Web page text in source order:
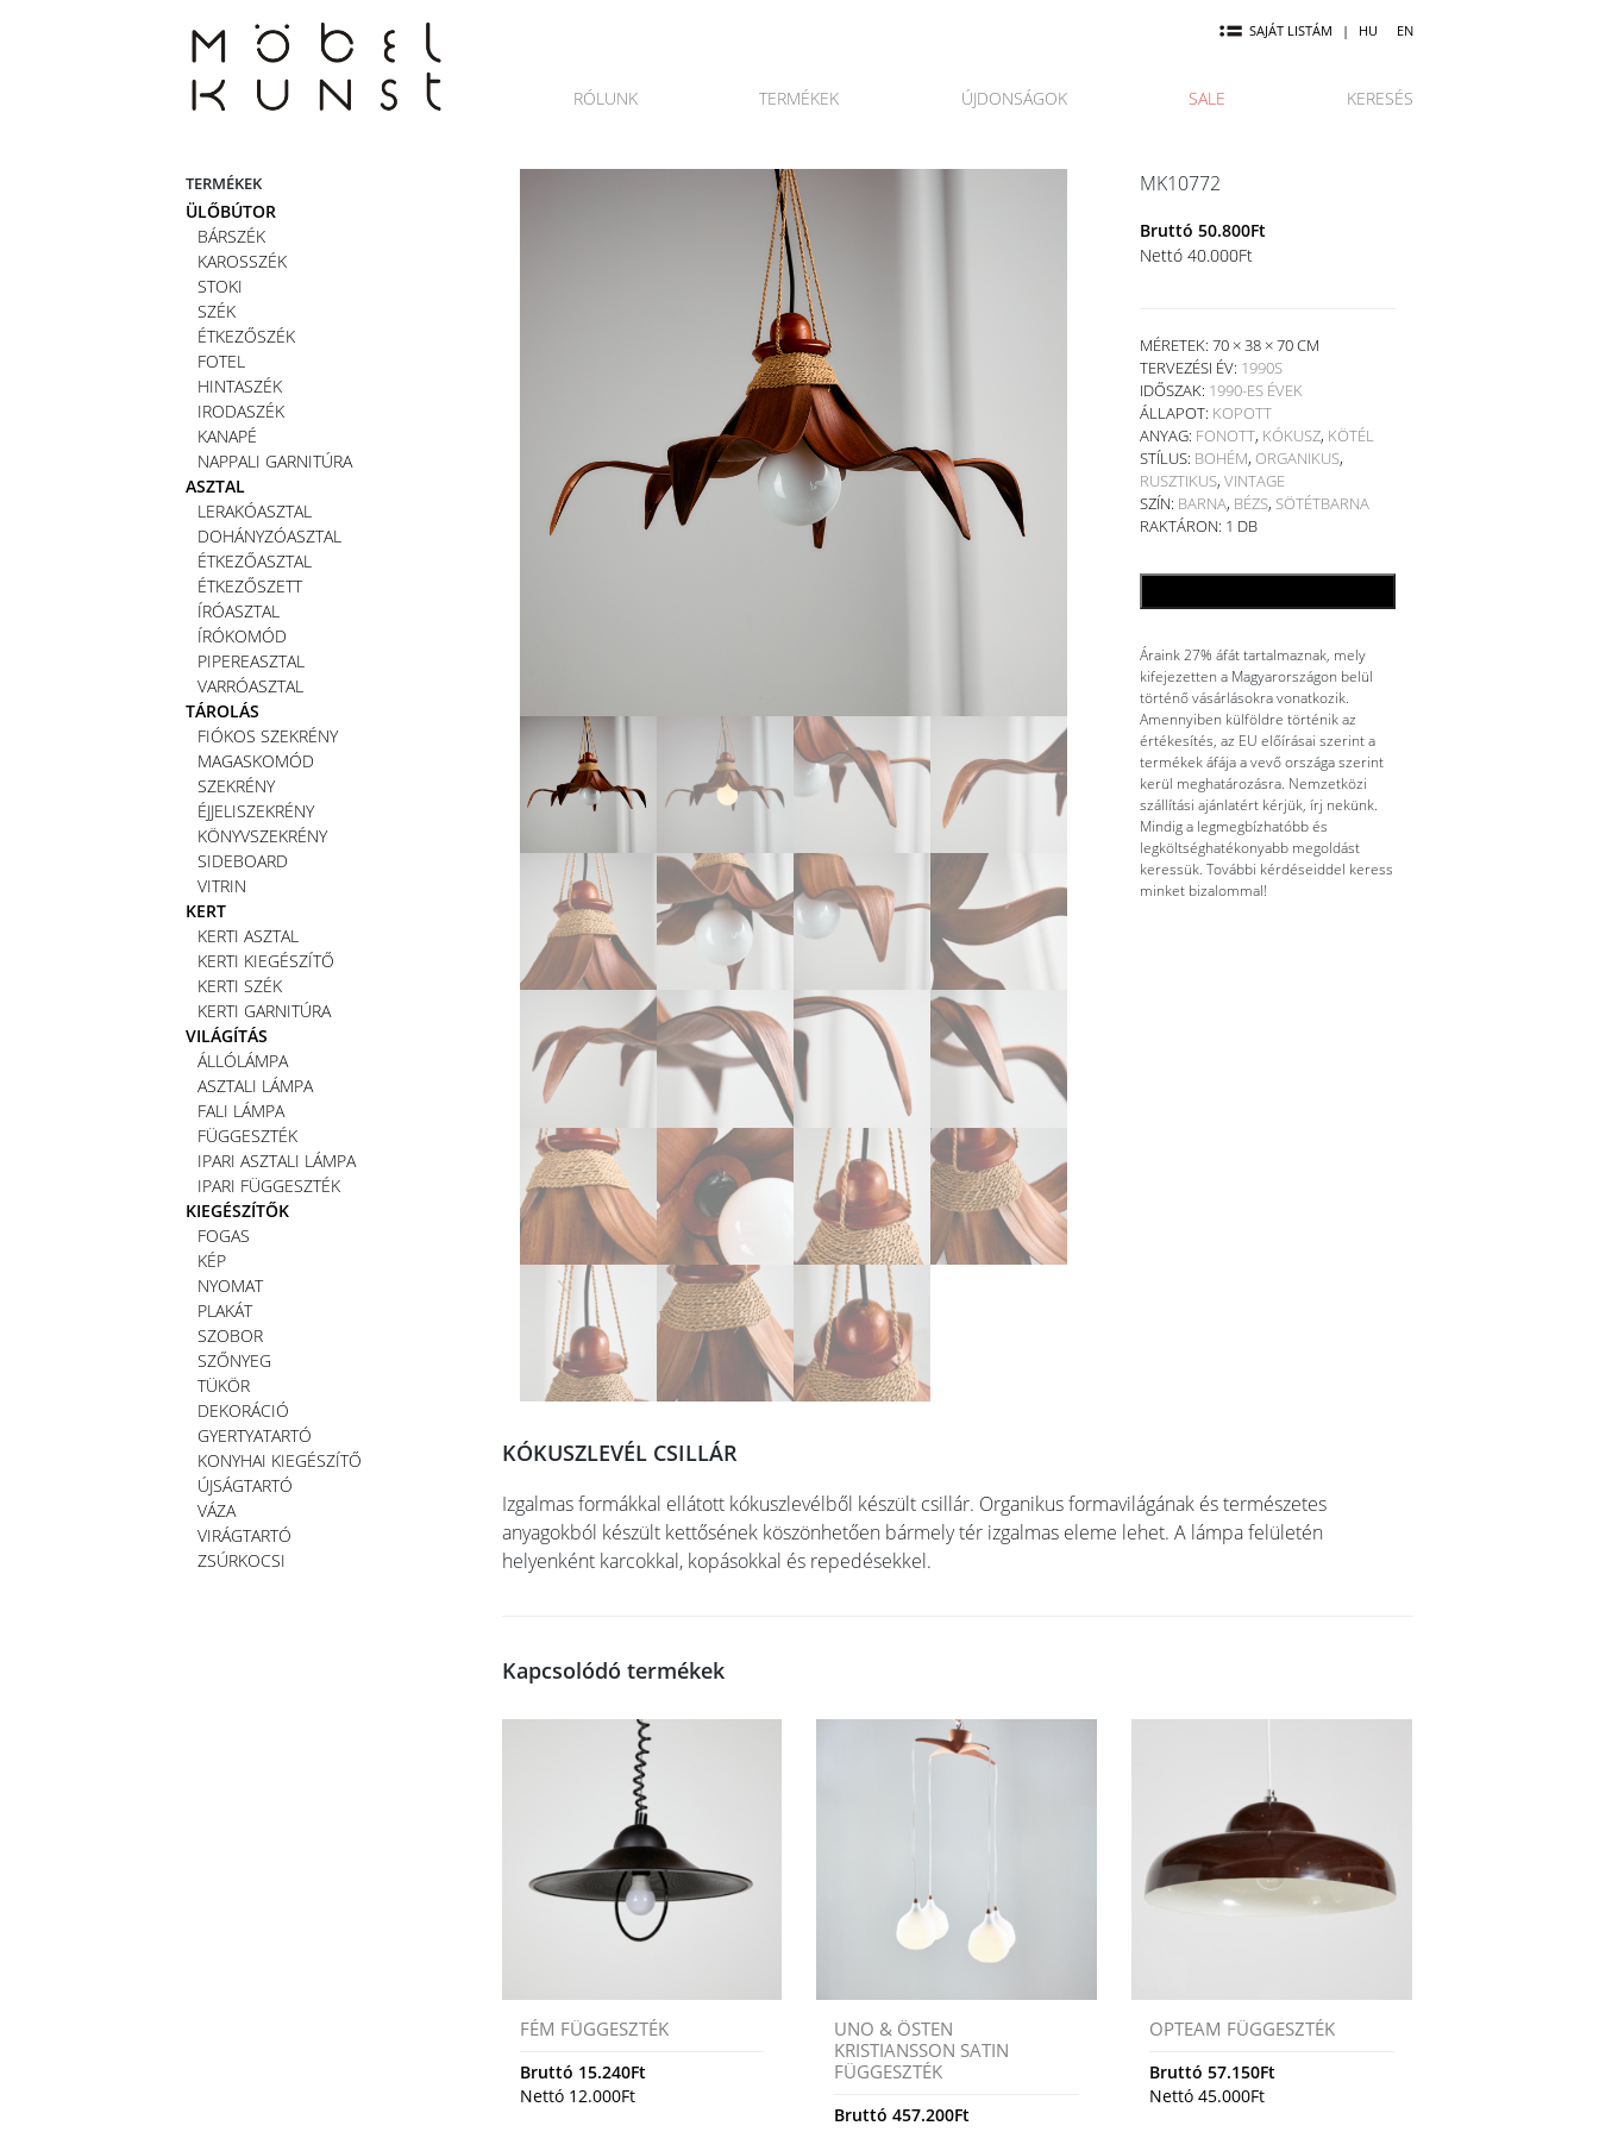
SAJÁT LISTÁM | HU EN
RÓLUNK TERMÉKEK ÚJDONSÁGOK SALE KERESÉS
TERMÉKEK
ÜLŐBÚTOR
BÁRSZÉK
KAROSSZÉK
STOKI
SZÉK
ÉTKEZŐSZÉK
FOTEL
HINTASZÉK
IRODASZÉK
KANAPÉ
NAPPALI GARNITÚRA
ASZTAL
LERAKÓASZTAL
DOHÁNYZÓASZTAL
ÉTKEZŐASZTAL
ÉTKEZŐSZETT
ÍRÓASZTAL
ÍRÓKOMÓD
PIPEREASZTAL
VARRÓASZTAL
TÁROLÁS
FIÓKOS SZEKRÉNY
MAGASKOMÓD
SZEKRÉNY
ÉJJELISZEKRÉNY
KÖNYVSZEKRÉNY
SIDEBOARD
VITRIN
KERT
KERTI ASZTAL
KERTI KIEGÉSZÍTŐ
KERTI SZÉK
KERTI GARNITÚRA
VILÁGÍTÁS
ÁLLÓLÁMPA
ASZTALI LÁMPA
FALI LÁMPA
FÜGGESZTÉK
IPARI ASZTALI LÁMPA
IPARI FÜGGESZTÉK
KIEGÉSZÍTŐK
FOGAS
KÉP
NYOMAT
PLAKÁT
SZOBOR
SZŐNYEG
TÜKÖR
DEKORÁCIÓ
GYERTYATARTÓ
KONYHAI KIEGÉSZÍTŐ
ÚJSÁGTARTÓ
VÁZA
VIRÁGTARTÓ
ZSÚRKOCSI
MK10772
Bruttó 50.800Ft
Nettó 40.000Ft
MÉRETEK: 70 × 38 × 70 CM
TERVEZÉSI ÉV: 1990S
IDŐSZAK: 1990-ES ÉVEK
ÁLLAPOT: KOPOTT
ANYAG: FONOTT, KÓKUSZ, KÖTÉL
STÍLUS: BOHÉM, ORGANIKUS,
RUSZTIKUS, VINTAGE
SZÍN: BARNA, BÉZS, SÖTÉTBARNA
RAKTÁRON: 1 DB
Áraink 27% áfát tartalmaznak, mely
kifejezetten a Magyarországon belül
történő vásárlásokra vonatkozik.
Amennyiben külföldre történik az
értékesítés, az EU előírásai szerint a
termékek áfája a vevő országa szerint
kerül meghatározásra. Nemzetközi
szállítási ajánlatért kérjük, írj nekünk.
Mindig a legmegbízhatóbb és
legköltséghatékonyabb megoldást
keressük. További kérdéseiddel keress
minket bizalommal!
KÓKUSZLEVÉL CSILLÁR
Izgalmas formákkal ellátott kókuszlevélből készült csillár. Organikus formavilágának és természetes
anyagokból készült kettősének köszönhetően bármely tér izgalmas eleme lehet. A lámpa felületén
helyenként karcokkal, kopásokkal és repedésekkel.
Kapcsolódó termékek
FÉM FÜGGESZTÉK
Bruttó 15.240Ft
Nettó 12.000Ft
UNO & ÖSTEN
KRISTIANSSON SATIN
FÜGGESZTÉK
Bruttó457.200Ft
OPTEAM FÜGGESZTÉK
Bruttó57.150Ft
Nettó45.000Ft